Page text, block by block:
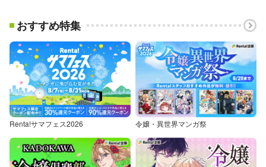
おすすめ特集
Renta!サマフェス2026 令嬢・異世界マンガ祭